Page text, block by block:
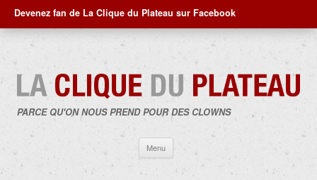
Devenez fan de La Clique du Plateau sur Facebook
PARCE QU'ON NOUS PREND POUR DES CLOWNS
Menu
contenu